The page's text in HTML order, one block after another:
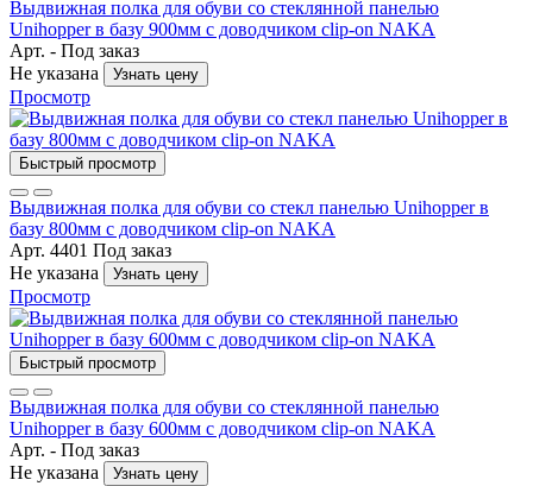
Выдвижная полка для обуви со стеклянной панелью
Unihopper в базу 900мм с доводчиком clip-on NAKA
Арт. - Под заказ
Не указана
Узнать цену
Просмотр
Быстрый просмотр
Выдвижная полка для обуви со стекл панелью Unihopper в
базу 800мм с доводчиком clip-on NAKA
Арт. 4401 Под заказ
Не указана
Узнать цену
Просмотр
Быстрый просмотр
Выдвижная полка для обуви со стеклянной панелью
Unihopper в базу 600мм с доводчиком clip-on NAKA
Арт. - Под заказ
Не указана
Узнать цену